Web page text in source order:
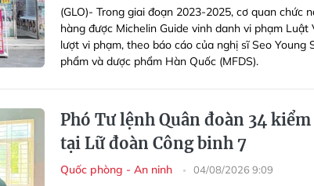
(GLO)- Trong giai đoạn 2023-2025, cơ quan chức
hàng được Michelin Guide vinh danh vi phạm
lượt vi phạm, theo báo cáo của nghị sĩ Seo
phẩm và dược phẩm Hàn Quốc (MFDS).
Phó Tư lệnh Quân đoàn 34
tại Lữ đoàn Công binh 7
Quốc phòng - An ninh 04/08/2026 9:09